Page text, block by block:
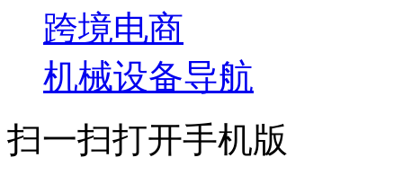
跨境电商
机械设备导航
扫一扫打开手机版